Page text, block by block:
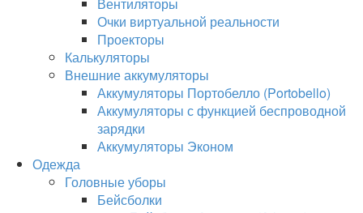
Очки виртуальной реальности
Проекторы
Калькуляторы
Внешние аккумуляторы
Аккумуляторы Портобелло (Portobello)
Аккумуляторы с функцией беспроводной
зарядки
Аккумуляторы Эконом
Одежда
Головные уборы
Бейсболки